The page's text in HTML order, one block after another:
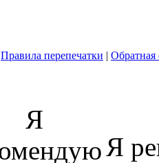
Правила перепечатки | Обратная
Я